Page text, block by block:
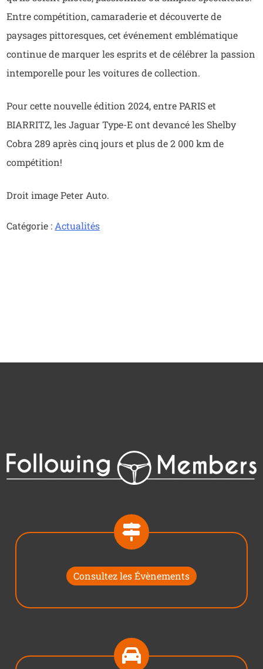
Entre compétition, camaraderie et découverte de
paysages pittoresques, cet événement emblématique
continue de marquer les esprits et de célébrer la passion
intemporelle pour les voitures de collection.
Pour cette nouvelle édition 2024, entre PARIS et
BIARRITZ, les Jaguar Type-E ont devancé les Shelby
Cobra 289 après cinq jours et plus de 2 000 km de
compétition!
Droit image Peter Auto.
Catégorie : Actualités
Consultez les Évènements